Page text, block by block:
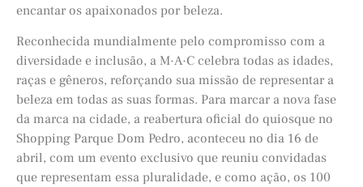
encantar os apaixonados por beleza.
Reconhecida mundialmente pelo compromisso com a
diversidade e inclusão, a M·A·C celebra todas as idades,
raças e gêneros, reforçando sua missão de representar a
beleza em todas as suas formas. Para marcar a nova fase
da marca na cidade, a reabertura oficial do quiosque no
Shopping Parque Dom Pedro, aconteceu no dia 16 de
abril, com um evento exclusivo que reuniu convidadas
que representam essa pluralidade, e como ação, os 100